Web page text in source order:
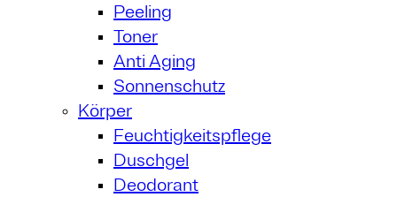
Peeling
Toner
Anti Aging
Sonnenschutz
Körper
Feuchtigkeitspflege
Duschgel
Deodorant